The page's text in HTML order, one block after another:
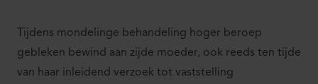
Tijdens mondelinge behandeling hoger beroep
gebleken bewind aan zijde moeder, ook reeds ten tijde
van haar inleidend verzoek tot vaststelling